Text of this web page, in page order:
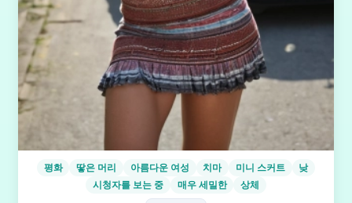
평화 땋은 머리 아름다운 여성 치마 미니 스커트
낮
시청자를 보는 중
매우 세밀한 상체